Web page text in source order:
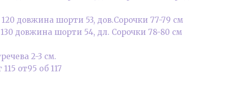
120 довжина шорти 53, дов.Сорочки 77-79 см
130 довжина шорти 54, дл. Сорочки 78-80 см
2-3 см.
от95 об 117